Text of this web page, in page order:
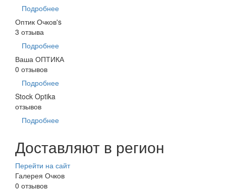
Подробнее
Оптик Очков's
3 отзыва
Подробнее
Ваша ОПТИКА
0 отзывов
Подробнее
Stock Optika
отзывов
Подробнее
Доставляют в регион
Перейти на сайт
Галерея Очков
0 отзывов